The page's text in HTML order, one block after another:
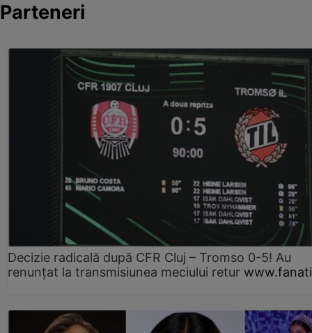
Parteneri
Decizie radicală după CFR Cluj – Tromso 0-5! Au
renunțat la transmisiunea meciului retur